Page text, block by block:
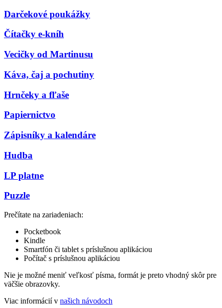
Darčekové poukážky
Čítačky e-kníh
Vecičky od Martinusu
Káva, čaj a pochutiny
Hrnčeky a fľaše
Papiernictvo
Zápisníky a kalendáre
Hudba
LP platne
Puzzle
Prečítate na zariadeniach:
Pocketbook
Kindle
Smartfón či tablet s príslušnou aplikáciou
Počítač s príslušnou aplikáciou
Nie je možné meniť veľkosť písma, formát je preto vhodný skôr pre
väčšie obrazovky.
Viac informácií v našich návodoch